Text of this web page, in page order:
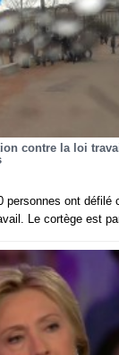
contre la loi
personnes ont défilé
Le cortège est